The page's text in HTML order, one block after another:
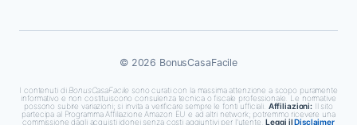
© 2026 BonusCasaFacile
I contenuti di BonusCasaFacile sono curati con la massima attenzione a scopo puramente
informativo e non costituiscono consulenza tecnica o fiscale professionale. Le normative
possono subire variazioni; si invita a verificare sempre le fonti ufficiali. Affiliazioni:Il sito
partecipa al Programma Affiliazione Amazon EU e ad altri network; potremmo ricevere una
commissione dagli acquisti idonei senza costi aggiuntivi per l'utente.Leggi ilDisclaimer